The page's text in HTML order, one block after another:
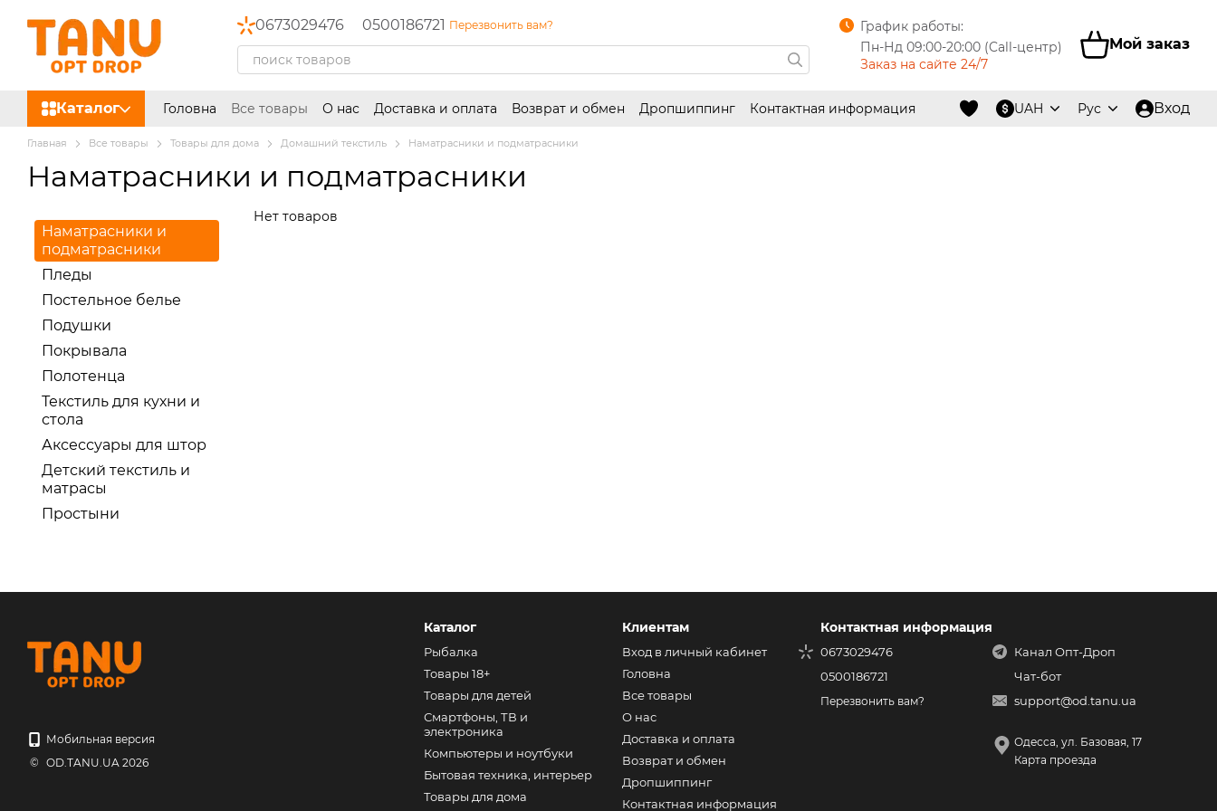
0673029476 0500186721 Перезвонить вам?
График работы:
Пн-Нд 09:00-20:00 (Call-центр)
Заказ на сайте 24/7
Мой заказ
Каталог Головна Все товары О нас Доставка и оплата Возврат и обмен Дропшиппинг Контактная информация UAH Рус Вход
Главная Все товары Товары для дома Домашний текстиль Наматрасники и подматрасники
Наматрасники и подматрасники
Нет товаров
Наматрасники и
подматрасники
Пледы
Постельное белье
Подушки
Покрывала
Полотенца
Текстиль для кухни и
стола
Аксессуары для штор
Детский текстиль и
матрасы
Простыни
Мобильная версия
© OD.TANU.UA 2026
Каталог
Рыбалка
Товары 18+
Товары для детей
Смартфоны, ТВ и
электроника
Компьютеры и ноутбуки
Бытовая техника, интерьер
Товары для дома
Клиентам
Вход в личный кабинет
Головна
Все товары
О нас
Доставка и оплата
Возврат и обмен
Дропшиппинг
Контактная информация
Контактная информация
0673029476
0500186721
Перезвонить вам?
Канал Опт-Дроп
Чат-бот
support@od.tanu.ua
Одесcа, ул. Базовая, 17
Карта проезда